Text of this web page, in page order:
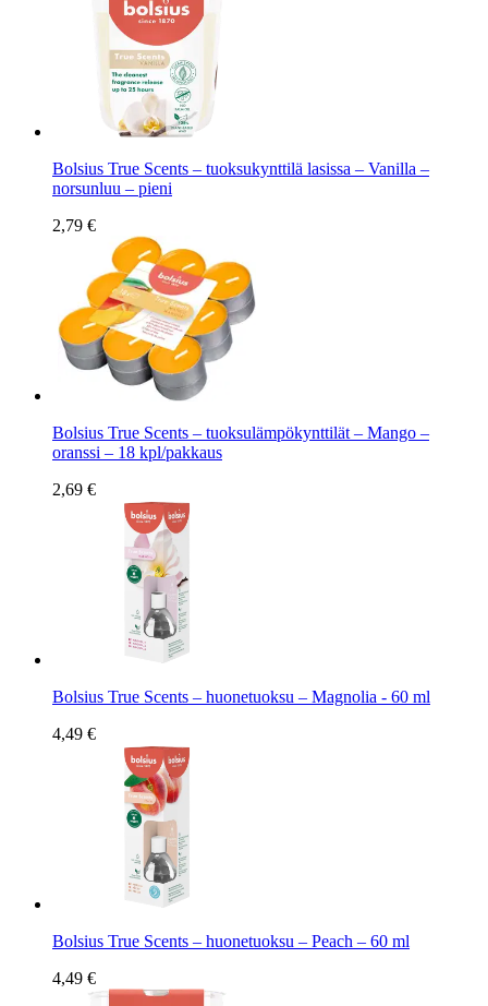
Bolsius True Scents – tuoksukynttilä lasissa – Vanilla –
norsunluu – pieni
2,79 €
Bolsius True Scents – tuoksulämpökynttilät – Mango –
oranssi – 18 kpl/pakkaus
2,69 €
Bolsius True Scents – huonetuoksu – Magnolia - 60 ml
4,49 €
Bolsius True Scents – huonetuoksu – Peach – 60 ml
4,49 €